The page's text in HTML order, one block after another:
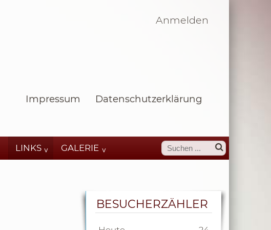
Impressum Datenschutzerklärung
Anmelden
LINKS GALERIE
BESUCHERZÄHLER